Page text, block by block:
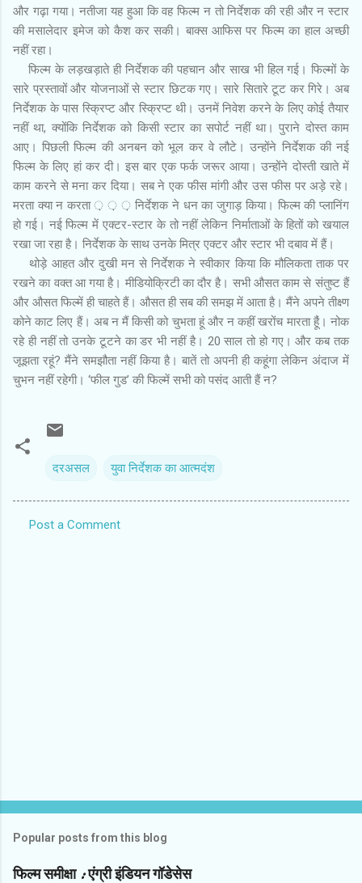
और गढ़ा गया। नतीजा यह हुआ कि वह फिल्म न तो निर्देशक की रही और न स्टार
की मसालेदार इमेज को कैश कर सकी। बाक्स आफिस पर फिल्म का हाल अच्छी
नहीं रहा।
फिल्म के लड़खड़ाते ही निर्देशक की पहचान और साख भी हिल गई। फिल्मों के
सारे प्रस्तावों और योजनाओं से स्टार छिटक गए। सारे सितारे टूट कर गिरे। अब
निर्देशक के पास स्क्रिप्ट और स्क्रिप्ट थी। उनमें निवेश करने के लिए कोई तैयार
नहीं था, क्योंकि निर्देशक को किसी स्टार का सपोर्ट नहीं था। पुराने दोस्त काम
आए। पिछली फिल्म की अनबन को भूल कर वे लौटे। उन्होंने निर्देशक की नई
फिल्म के लिए हां कर दी। इस बार एक फर्क जरूर आया। उन्होंने दोस्ती खाते में
काम करने से मना कर दिया। सब ने एक फीस मांगी और उस फीस पर अड़े रहे।
मरता क्या न करता ़ ़ ़ निर्देशक ने धन का जुगाड़ किया। फिल्म की प्लानिंग
हो गई। नई फिल्म में एक्टर-स्टार के तो नहीं लेकिन निर्माताओं के हितों को खयाल
रखा जा रहा है। निर्देशक के साथ उनके मित्र एक्टर और स्टार भी दबाव में हैं।
थोड़े आहत और दुखी मन से निर्देशक ने स्वीकार किया कि मौलिकता ताक पर
रखने का वक्त आ गया है। मीडियोक्रिटी का दौर है। सभी औसत काम से संतुष्ट हैं
और औसत फिल्में ही चाहते हैं। औसत ही सब की समझ में आता है। मैंने अपने तीक्ष्ण
कोने काट लिए हैं। अब न मैं किसी को चुभता हूं और न कहीं खरोंच मारता हैूं। नोक
रहे ही नहीं तो उनके टूटने का डर भी नहीं है। 20 साल तो हो गए। और कब तक
जूझता रहूं? मैंने समझौता नहीं किया है। बातें तो अपनी ही कहूंगा लेकिन अंदाज में
चुभन नहीं रहेगी। ‘फील गुड’ की फिल्में सभी को पसंद आती हैं न?
दरअसल युवा निर्देशक का आत्मदंश
Post a Comment
Popular posts from this blog
फिल्‍म समीक्षा : एंग्री इंडियन गॉडेसेस